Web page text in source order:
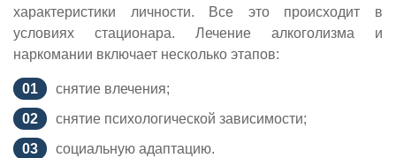
характеристики личности. Все это происходит в
условиях стационара. Лечение алкоголизма и
наркомании включает несколько этапов:
снятие влечения;
снятие психологической зависимости;
социальную адаптацию.